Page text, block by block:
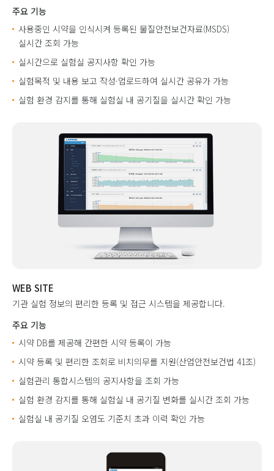
주요 기능
사용중인 시약을 인식시켜 등록된 물질안전보건자료(MSDS)
실시간 조회 가능
실시간으로 실험실 공지사항 확인 가능
실험목적 및 내용 보고 작성·업로드하여 실시간 공유가 가능
실험 환경 감지를 통해 실험실 내 공기질을 실시간 확인 가능
WEB SITE
기관 실험 정보의 편리한 등록 및 접근 시스템을 제공합니다.
주요 기능
시약 DB를 제공해 간편한 시약 등록이 가능
시약 등록 및 편리한 조회로 비치의무를 지원(산업안전보건법 41조)
실험관리 통합시스템의 공지사항을 조회 가능
실험 환경 감지를 통해 실험실 내 공기질 변화를 실시간 조회 가능
실험실 내 공기질 오염도 기준치 초과 이력 확인 가능